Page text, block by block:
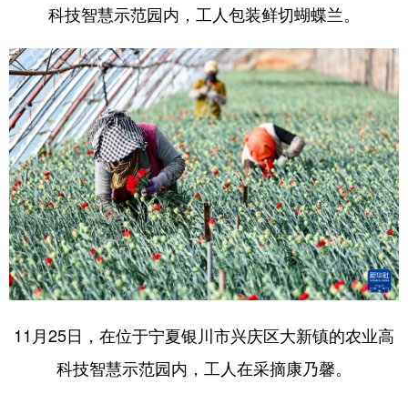
科技智慧示范园内，工人包装鲜切蝴蝶兰。
11月25日，在位于宁夏银川市兴庆区大新镇的农业高
科技智慧示范园内，工人在采摘康乃馨。